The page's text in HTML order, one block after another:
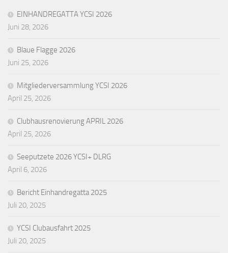
EINHANDREGATTA YCSI 2026
Juni 28, 2026
Blaue Flagge 2026
Juni 25, 2026
Mitgliederversammlung YCSI 2026
April 25, 2026
Clubhausrenovierung APRIL 2026
April 25, 2026
Seeputzete 2026 YCSI+ DLRG
April 6, 2026
Bericht Einhandregatta 2025
Juli 20, 2025
YCSI Clubausfahrt 2025
Juli 20, 2025